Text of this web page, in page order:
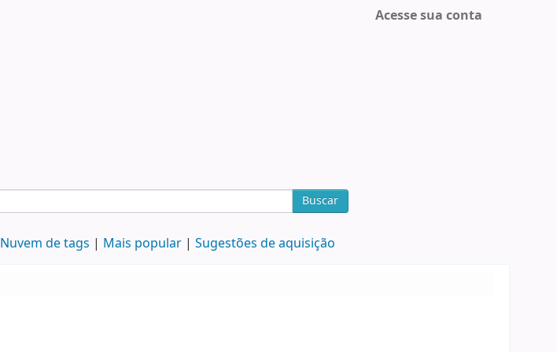
Acesse sua conta
Buscar
Nuvem de tags Mais popular Sugestões de aquisição